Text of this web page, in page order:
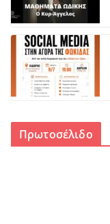
Πρωτοσέλιδο